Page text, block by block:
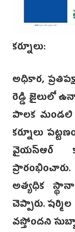
కర్నూలు:
అధికార,
రెడ్డి జైలులో
పాలక మండలి
కర్నూలు
వైయస్ఆర్
అత్యధిక
చెప్పారు.
వస్తోందని